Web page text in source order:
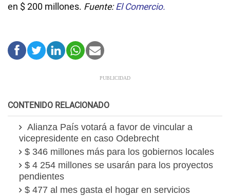
en $ 200 millones. Fuente:El Comercio.
CONTENIDO RELACIONADO
Alianza País votará a favor de vincular a
vicepresidente en caso Odebrecht
$ 346 millones más para los gobiernos locales
$ 4 254 millones se usarán para los proyectos
pendientes
$ 477 al mes gasta el hogar en servicios